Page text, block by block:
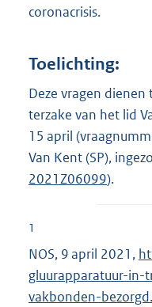
coronacrisis.
Toelichting:
Deze vragen
terzake van het lid
15 april
Van Kent (SP),
2021Z06099).
1
NOS, 9 april 2021, E
x
t
gluurapparatuur-
vakbonden-